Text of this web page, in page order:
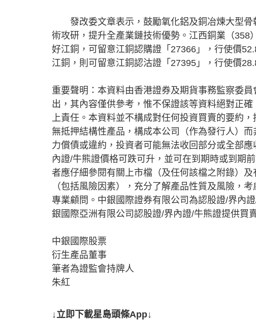
發改委文章表示，鼓勵氧化鋁及銅冶煉大型骨
術攻研，提升全產業鏈技術優勢。江西銅業（
好江銅，可留意江銅認購證「27366」，行使價
江銅，則可留意江銅認沽證「27395」，行使價
重要聲明：本資料由香港證券及期貨事務監察委
出，其內容僅供參考，惟不保證該等資料絕對正
上責任。本資料並不構成對任何投資買賣的要約
無抵押結構性產品，構成本公司（作為發行人）
力償債或違約，投資者可能無法收回部分或全部
內證/牛熊證價格可跌可升，並可在到期時或到期
者應仔細參閱有關上市檔（及任何該檔之附錄）
（包括風險因素），充分了解產品性質及風險，
專業顧問。中銀國際證券有限公司為認股證/界內
銀國際亞洲有限公司認股證/界內證/牛熊證提供買
中銀國際股票
衍生產品董事
筆者為證監會持牌人
朱紅
↓立即下載星島頭條App↓